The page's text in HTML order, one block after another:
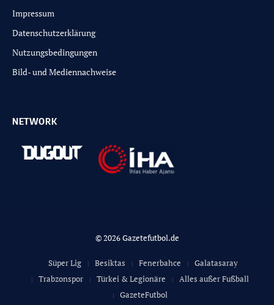
Impressum
Datenschutzerklärung
Nutzungsbedingungen
Bild- und Mediennachweise
NETWORK
© 2026 Gazetefutbol.de
Süper Lig Besiktas Fenerbahce
Galatasaray
Trabzonspor
Türkei & Legionäre
Alles außer Fußball
GazeteFutbol